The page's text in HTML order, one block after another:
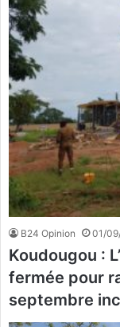
B24 Opinion 01/
Koudougou :
fermée pour
septembre